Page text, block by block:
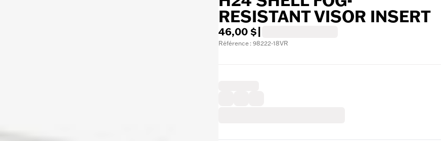
RESISTANT VISOR INSERT
46,00 $
Référence : 98222-18VR